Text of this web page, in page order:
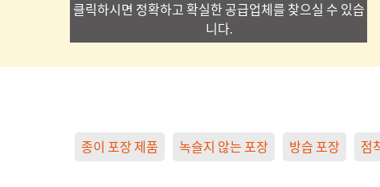
클릭하시면 정확하고 확실한 공급업체를 찾으실 수 있습
니다.
종이 포장 제품 녹슬지 않는 포장 방습 포장 점